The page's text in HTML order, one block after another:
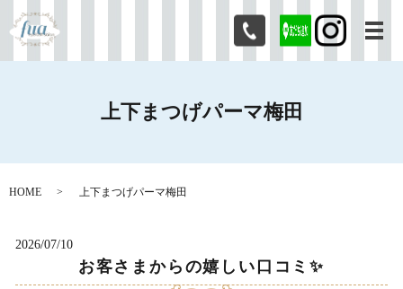
メ
上下まつげパーマ梅田
HOME 上下まつげパーマ梅田
2026/07/10
お客さまからの嬉しい口コミ✨